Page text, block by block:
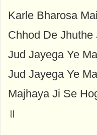
Karle Bharosa
Chhod De Jhuthe
Jud Jayega Ye
Jud Jayega Ye
Majhaya Ji Se
॥